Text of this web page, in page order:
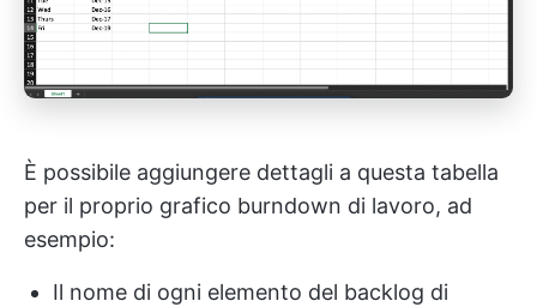
È possibile aggiungere dettagli a questa tabella
per il proprio grafico burndown di lavoro, ad
esempio:
Il nome di ogni elemento del backlog di